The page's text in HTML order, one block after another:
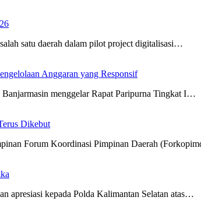
satu daerah dalam pilot project digitalisasi…
Anggaran yang Responsif
menggelar Rapat Paripurna Tingkat I…
Dikebut
Forum Koordinasi Pimpinan Daerah
apresiasi kepada Polda Kalimantan Selatan atas…